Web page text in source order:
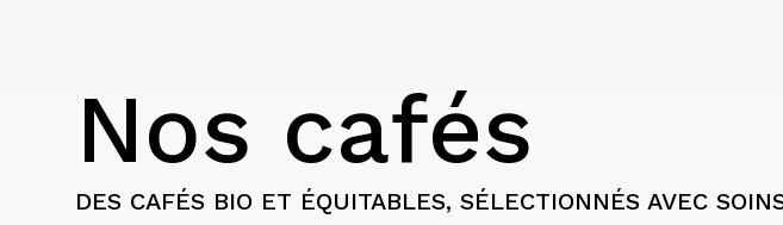
Nos cafés
DES CAFÉS BIO ET ÉQUITABLES, SÉLECTIONNÉS AVEC